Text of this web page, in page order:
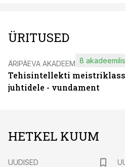
ÜRITUSED
ÄRIPÄEVA AKADEEMIA
Tehisintellekti meistriklass
juhtidele - vundament
8
HETKEL KUUM
UUDISED